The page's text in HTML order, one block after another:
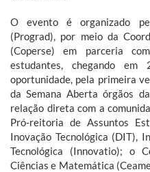
O evento é organizado
(Prograd), por meio da
(Coperse) em parceria
estudantes, chegando
oportunidade, pela primeira
da Semana Aberta órgãos
relação direta com a
Pró-reitoria de Assuntos
Inovação Tecnológica (DIT),
Tecnológica (Innovatio); o
Ciências e Matemática